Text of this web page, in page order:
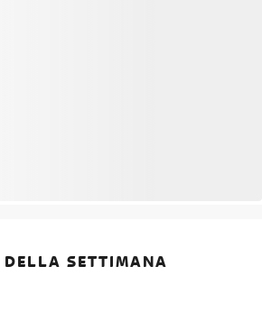
SETTIMANA